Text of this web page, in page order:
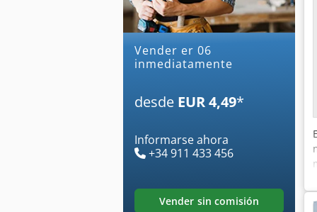
Vender er 06
inmediatamente
desde EUR 4,49*
Informarse ahora
+34 911 433 456
vender sin comisión